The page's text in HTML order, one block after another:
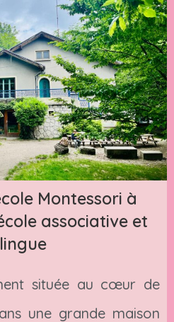
Montessori à
associative et
située au cœur de
une grande maison